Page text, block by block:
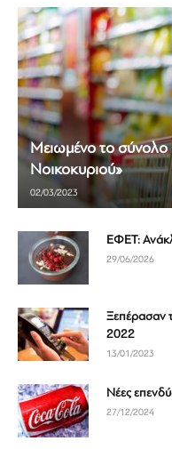
Μειωμένο το σύνολο
Νοικοκυριού»
02/03/2023
ΕΦΕΤ:
29/06/2026
Ξεπέρασαν
2022
13/01/2023
Νέες
27/12/2024